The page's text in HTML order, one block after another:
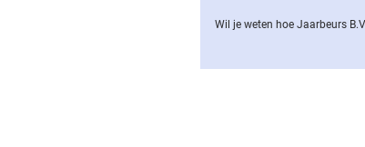
Wil je weten hoe Jaarbeurs